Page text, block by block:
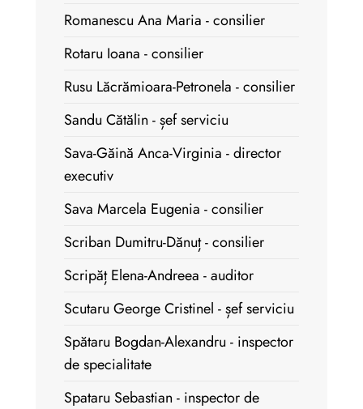
Romanescu Ana Maria - consilier
Rotaru Ioana - consilier
Rusu Lăcrămioara-Petronela - consilier
Sandu Cătălin - șef serviciu
Sava-Găină Anca-Virginia - director
executiv
Sava Marcela Eugenia - consilier
Scriban Dumitru-Dănuț - consilier
Scripăț Elena-Andreea - auditor
Scutaru George Cristinel - șef serviciu
Spătaru Bogdan-Alexandru - inspector
de specialitate
Spataru Sebastian - inspector de